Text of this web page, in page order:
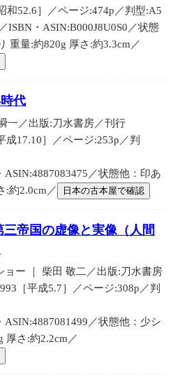
和52.6］／ページ:474p／判型:A5
ISBN・ASIN:B000J8U0S0／状態
重量:約820g 厚さ:約3.3cm／
代
一／出版:刀水書房／刊行
成17.10］／ページ:253p／判
ASIN:4887083475／状態他：印あ
:約2.0cm／
日本の古本屋で確認
三帝国の虚像と実像（人間
ョー ｜ 柴田 敬二／出版:刀水書房
［平成5.7］／ページ:308p／判
ASIN:4887081499／状態他：少シ
厚さ:約2.2cm／